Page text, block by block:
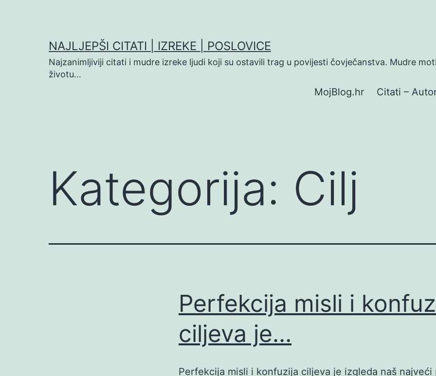
NAJLJEPŠI CITATI | IZREKE | POSLOVICE
Najzanimljiviji citati i mudre izreke ljudi koji su ostavili trag u povijesti čovječanstva. Mudre
životu…
MojBlog.hr Citati –
Kategorija: Cilj
Perfekcija misli i
ciljeva je…
Perfekcija misli i konfuzija ciljeva je izgleda naš najveći